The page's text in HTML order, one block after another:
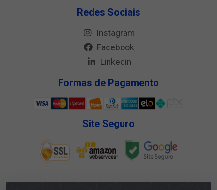
Redes Sociais
Instagram
Facebook
Linkedin
Formas de Pagamento
Site Seguro